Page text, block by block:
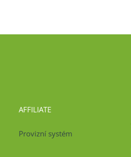
AFFILIATE
Provizní systém